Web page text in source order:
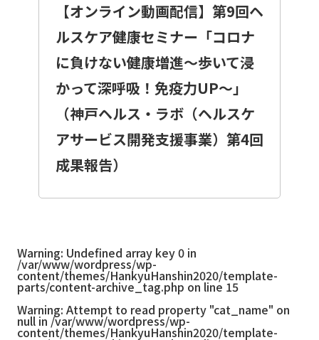
【オンライン動画配信】第9回ヘ
ルスケア健康セミナー「コロナ
に負けない健康増進～歩いて浸
かって深呼吸！免疫力UP～」
（神戸ヘルス・ラボ（ヘルスケ
アサービス開発支援事業）第4回
成果報告）
Warning: Undefined array key 0 in
/var/www/wordpress/wp-
content/themes/HankyuHanshin2020/template-
parts/content-archive_tag.php on line 15
Warning: Attempt to read property "cat_name" on
null in /var/www/wordpress/wp-
content/themes/HankyuHanshin2020/template-